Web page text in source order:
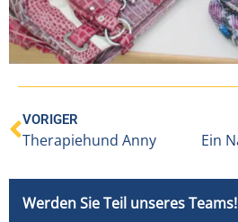
VORIGER
Therapiehund Anny
Werden Sie Teil unseres Teams!